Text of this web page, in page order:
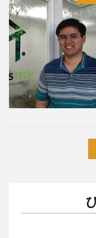
リゾート
ル
レチョン
レ
ローカルビーチ
ローカルルール
不動産
二国
免疫力
刑務
友達の輪
国
布製
東京
海
渋滞